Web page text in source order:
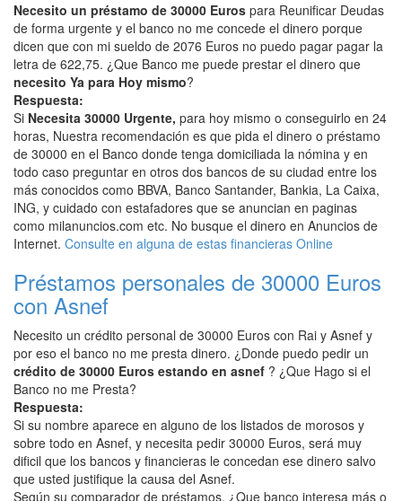
Necesito un préstamo de 30000 Euros para Reunificar Deudas
de forma urgente y el banco no me concede el dinero porque
dicen que con mi sueldo de 2076 Euros no puedo pagar pagar la
letra de 622,75. ¿Que Banco me puede prestar el dinero que
necesito Ya para Hoy mismo?
Respuesta:
Si Necesita 30000 Urgente, para hoy mismo o conseguirlo en 24
horas, Nuestra recomendación es que pida el dinero o préstamo
de 30000 en el Banco donde tenga domiciliada la nómina y en
todo caso preguntar en otros dos bancos de su ciudad entre los
más conocidos como BBVA, Banco Santander, Bankia, La Caixa,
ING, y cuidado con estafadores que se anuncian en paginas
como milanuncios.com etc. No busque el dinero en Anuncios de
Internet. Consulte en alguna de estas financieras Online
Préstamos personales de 30000 Euros
con Asnef
Necesito un crédito personal de 30000 Euros con Rai y Asnef y
por eso el banco no me presta dinero. ¿Donde puedo pedir un
crédito de 30000 Euros estando en asnef ? ¿Que Hago si el
Banco no me Presta?
Respuesta:
Si su nombre aparece en alguno de los listados de morosos y
sobre todo en Asnef, y necesita pedir 30000 Euros, será muy
dificil que los bancos y financieras le concedan ese dinero salvo
que usted justifique la causa del Asnef.
Según su comparador de préstamos, ¿Que banco interesa más o